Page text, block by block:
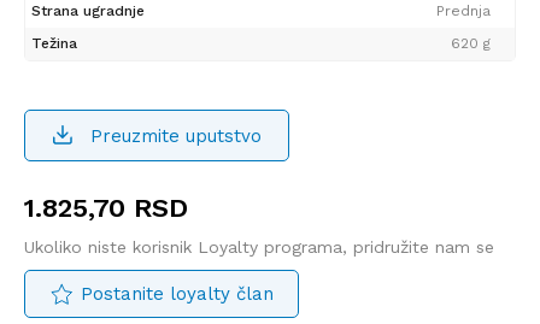
Strana ugradnje
Prednja
Težina
620 g
Preuzmite uputstvo
1.825,70 RSD
Ukoliko niste korisnik Loyalty programa, pridružite nam se
Postanite loyalty član